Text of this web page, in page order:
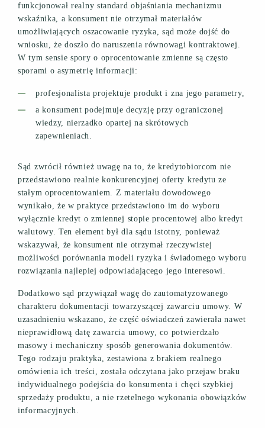
funkcjonował realny standard objaśniania mechanizmu
wskaźnika, a konsument nie otrzymał materiałów
umożliwiających oszacowanie ryzyka, sąd może dojść do
wniosku, że doszło do naruszenia równowagi kontraktowej.
W tym sensie spory o oprocentowanie zmienne są często
sporami o asymetrię informacji:
profesjonalista projektuje produkt i zna jego parametry,
a konsument podejmuje decyzję przy ograniczonej
wiedzy, nierzadko opartej na skrótowych
zapewnieniach.
Sąd zwrócił również uwagę na to, że kredytobiorcom nie
przedstawiono realnie konkurencyjnej oferty kredytu ze
stałym oprocentowaniem. Z materiału dowodowego
wynikało, że w praktyce przedstawiono im do wyboru
wyłącznie kredyt o zmiennej stopie procentowej albo kredyt
walutowy. Ten element był dla sądu istotny, ponieważ
wskazywał, że konsument nie otrzymał rzeczywistej
możliwości porównania modeli ryzyka i świadomego wyboru
rozwiązania najlepiej odpowiadającego jego interesowi.
Dodatkowo sąd przywiązał wagę do zautomatyzowanego
charakteru dokumentacji towarzyszącej zawarciu umowy. W
uzasadnieniu wskazano, że część oświadczeń zawierała nawet
nieprawidłową datę zawarcia umowy, co potwierdzało
masowy i mechaniczny sposób generowania dokumentów.
Tego rodzaju praktyka, zestawiona z brakiem realnego
omówienia ich treści, została odczytana jako przejaw braku
indywidualnego podejścia do konsumenta i chęci szybkiej
sprzedaży produktu, a nie rzetelnego wykonania obowiązków
informacyjnych.